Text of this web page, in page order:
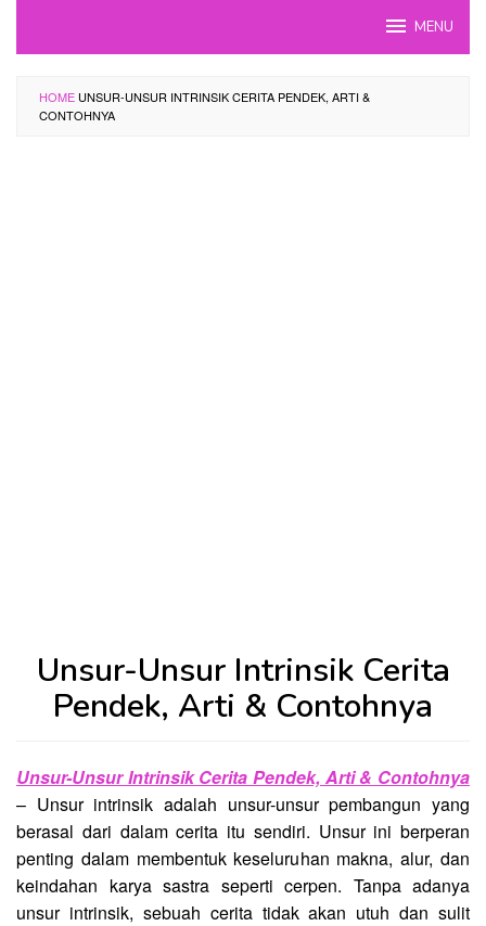
MENU
HOME UNSUR-UNSUR INTRINSIK CERITA PENDEK, ARTI &
CONTOHNYA
Unsur-Unsur Intrinsik Cerita
Pendek, Arti & Contohnya
Unsur-Unsur Intrinsik Cerita Pendek, Arti & Contohnya
– Unsur intrinsik adalah unsur-unsur pembangun yang
berasal dari dalam cerita itu sendiri. Unsur ini berperan
penting dalam membentuk keseluruhan makna, alur, dan
keindahan karya sastra seperti cerpen. Tanpa adanya
unsur intrinsik, sebuah cerita tidak akan utuh dan sulit